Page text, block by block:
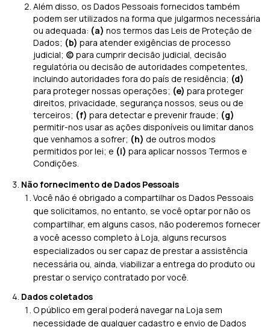
Além disso, os Dados Pessoais fornecidos também
podem ser utilizados na forma que julgarmos necessária
ou adequada: (a) nos termos das Leis de Proteção de
Dados; (b) para atender exigências de processo
judicial; (c) para cumprir decisão judicial, decisão
regulatória ou decisão de autoridades competentes,
incluindo autoridades fora do país de residência; (d)
para proteger nossas operações; (e) para proteger
direitos, privacidade, segurança nossos, seus ou de
terceiros; (f) para detectar e prevenir fraude; (g)
permitir-nos usar as ações disponíveis ou limitar danos
que venhamos a sofrer; (h) de outros modos
permitidos por lei; e (i) para aplicar nossos Termos e
Condições.
Não fornecimento de Dados Pessoais
Você não é obrigado a compartilhar os Dados Pessoais
que solicitamos, no entanto, se você optar por não os
compartilhar, em alguns casos, não poderemos fornecer
a você acesso completo à Loja, alguns recursos
especializados ou ser capaz de prestar a assistência
necessária ou, ainda, viabilizar a entrega do produto ou
prestar o serviço contratado por você.
Dados coletados
O público em geral poderá navegar na Loja sem
necessidade de qualquer cadastro e envio de Dados